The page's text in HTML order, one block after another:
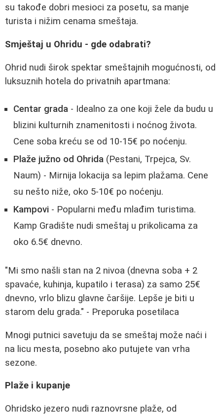
su takođe dobri mesioci za posetu, sa manje
turista i nižim cenama smeštaja.
Smještaj u Ohridu - gde odabrati?
Ohrid nudi širok spektar smeštajnih mogućnosti, od
luksuznih hotela do privatnih apartmana:
Centar grada - Idealno za one koji žele da budu u
blizini kulturnih znamenitosti i noćnog života.
Cene soba kreću se od 10-15€ po noćenju.
Plaže južno od Ohrida (Pestani, Trpejca, Sv.
Naum) - Mirnija lokacija sa lepim plažama. Cene
su nešto niže, oko 5-10€ po noćenju.
Kampovi - Popularni među mlađim turistima.
Kamp Gradište nudi smeštaj u prikolicama za
oko 6.5€ dnevno.
"Mi smo našli stan na 2 nivoa (dnevna soba + 2
spavaće, kuhinja, kupatilo i terasa) za samo 25€
dnevno, vrlo blizu glavne čaršije. Lepše je biti u
starom delu grada." - Preporuka posetilaca
Mnogi putnici savetuju da se smeštaj može naći i
na licu mesta, posebno ako putujete van vrha
sezone.
Plaže i kupanje
Ohridsko jezero nudi raznovrsne plaže, od